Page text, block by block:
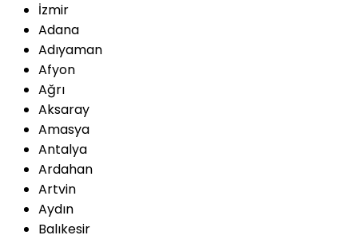
İzmir
Adana
Adıyaman
Afyon
Ağrı
Aksaray
Amasya
Antalya
Ardahan
Artvin
Aydın
Balıkesir